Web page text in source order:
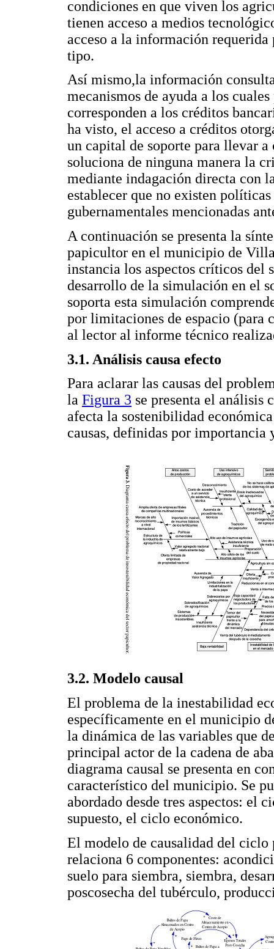
condiciones en que viven los
tienen acceso a medios
acceso a la información
tipo.
Así mismo,la información
mecanismos de ayuda a los
corresponden a los créditos
ha visto, el acceso a créditos
un capital de soporte para llevar
soluciona de ninguna manera la
mediante indagación directa con
establecer que no existen
gubernamentales mencionadas
A continuación se presenta la
papicultor en el municipio de
instancia los aspectos críticos del
desarrollo de la simulación en el
soporta esta simulación
por limitaciones de espacio (para
al lector al informe técnico
3.1. Análisis causa efecto
Para aclarar las causas del
la Figura 3 se presenta el análisis
afecta la sostenibilidad
causas, definidas por importancia
3.2. Modelo causal
El problema de la inestabilidad
específicamente en el municipio
la dinámica de las variables que
principal actor de la cadena de
diagrama causal se presenta en
característico del municipio. Se
abordado desde tres aspectos: el
supuesto, el ciclo económico.
El modelo de causalidad del
relaciona 6 componentes:
suelo para siembra, siembra,
poscosecha del tubérculo,